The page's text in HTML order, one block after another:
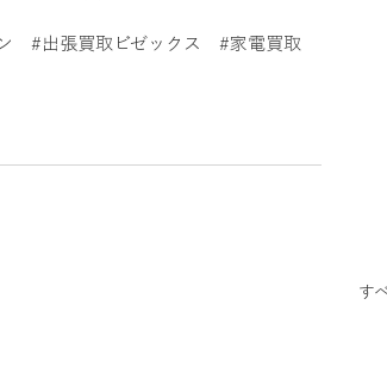
#出張買取ビゼックス
#家電買取
す